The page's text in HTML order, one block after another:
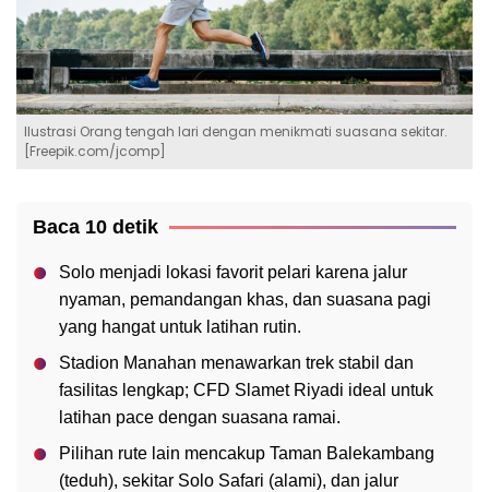
Ilustrasi Orang tengah lari dengan menikmati suasana sekitar.
[Freepik.com/jcomp]
Baca 10 detik
Solo menjadi lokasi favorit pelari karena jalur
nyaman, pemandangan khas, dan suasana pagi
yang hangat untuk latihan rutin.
Stadion Manahan menawarkan trek stabil dan
fasilitas lengkap; CFD Slamet Riyadi ideal untuk
latihan pace dengan suasana ramai.
Pilihan rute lain mencakup Taman Balekambang
(teduh), sekitar Solo Safari (alami), dan jalur